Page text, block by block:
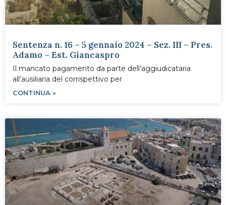
Sentenza n. 16 – 5 gennaio 2024 – Sez. III – Pres.
Adamo – Est. Giancaspro
Il mancato pagamento da parte dell’aggiudicataria
all’ausiliaria del corrispettivo per
CONTINUA »